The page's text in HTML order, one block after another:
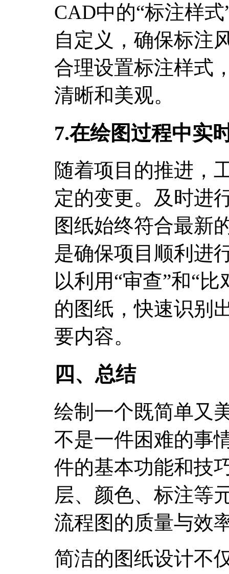
CAD中的“标注样
自定义，确保标注
合理设置标注样式
清晰和美观。
7.在绘图过程中实
随着项目的推进，
定的变更。及时进
图纸始终符合最新
是确保项目顺利进
以利用“审查”和“
的图纸，快速识别
要内容。
四、总结
绘制一个既简单又
不是一件困难的事
件的基本功能和技
层、颜色、标注等
流程图的质量与效
简洁的图纸设计不